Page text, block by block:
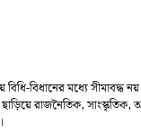
বিধানের মধ্যে সীমাবদ্ধ
রাজনৈতিক, সাংস্কৃতিক,